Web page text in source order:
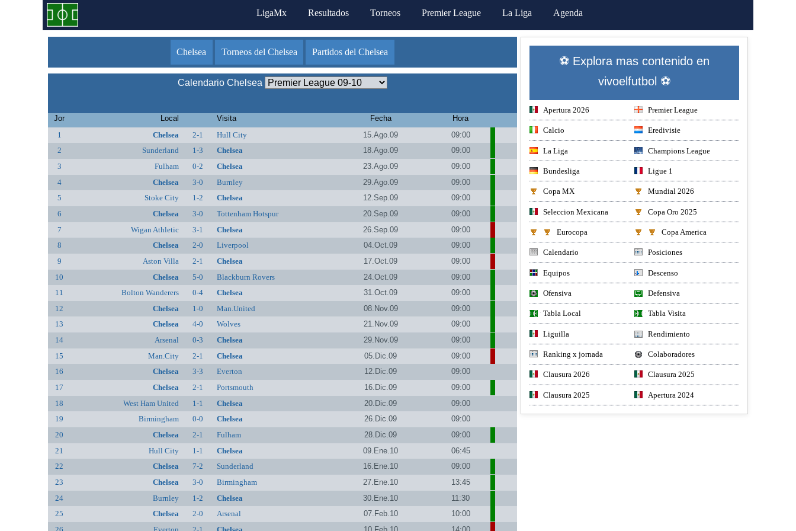
LigaMx Resultados Torneos Premier League La Liga Agenda
Chelsea Torneos del Chelsea Partidos del Chelsea
Calendario Chelsea
Jor Local Visita Fecha
Hora
1
Chelsea 2-1 Hull City 15.Ago.09
09:00
2
Sunderland 1-3 Chelsea 18.Ago.09
09:00
3
Fulham 0-2 Chelsea 23.Ago.09
09:00
4
Chelsea 3-0 Burnley 29.Ago.09
09:00
5
Stoke City 1-2 Chelsea 12.Sep.09
09:00
6
Chelsea 3-0 Tottenham Hotspur 20.Sep.09
09:00
7
Wigan Athletic 3-1 Chelsea 26.Sep.09
09:00
8
Chelsea 2-0 Liverpool 04.Oct.09
09:00
9
Aston Villa 2-1 Chelsea 17.Oct.09
09:00
10
Chelsea 5-0 Blackburn Rovers 24.Oct.09
09:00
11
Bolton Wanderers 0-4 Chelsea 31.Oct.09
09:00
12
Chelsea 1-0 Man.United 08.Nov.09
09:00
13
Chelsea 4-0 Wolves 21.Nov.09
09:00
14
Arsenal 0-3 Chelsea 29.Nov.09
09:00
15
Man.City 2-1 Chelsea 05.Dic.09
09:00
16
Chelsea 3-3 Everton 12.Dic.09
09:00
17
Chelsea 2-1 Portsmouth 16.Dic.09
09:00
18
West Ham United 1-1 Chelsea 20.Dic.09
09:00
19
Birmingham 0-0 Chelsea 26.Dic.09
09:00
20
Chelsea 2-1 Fulham 28.Dic.09
09:00
21
Hull City 1-1 Chelsea 09.Ene.10
06:45
22
Chelsea 7-2 Sunderland 16.Ene.10
09:00
23
Chelsea 3-0 Birmingham 27.Ene.10
13:45
24
Burnley 1-2 Chelsea 30.Ene.10
11:30
25
Chelsea 2-0 Arsenal 07.Feb.10
10:00
⚽ Explora mas contenido en
vivoelfutbol ⚽
Apertura 2026 Premier League
Calcio Eredivisie
La Liga Champions League
Bundesliga Ligue 1
Copa MX Mundial 2026
Seleccion Mexicana Copa Oro 2025
Eurocopa Copa America
Calendario Posiciones
Equipos Descenso
Ofensiva Defensiva
Tabla Local Tabla Visita
Liguilla Rendimiento
Ranking x jornada Colaboradores
Clausura 2026 Clausura 2025
Clausura 2025 Apertura 2024